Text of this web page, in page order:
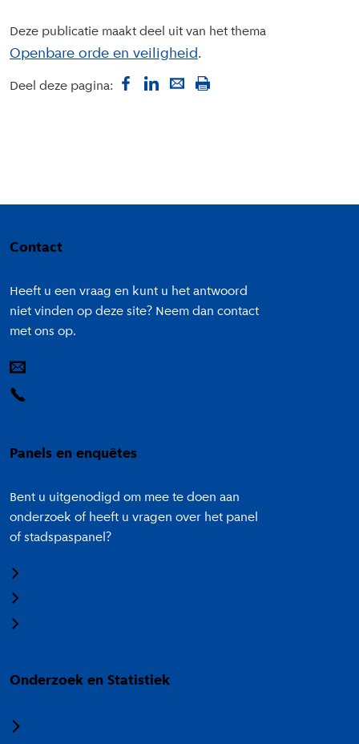
Deze publicatie maakt deel uit van het thema
Openbare orde en veiligheid
Deel deze pagina:
Contact
Heeft u een vraag en kunt u het antwoord
niet vinden op deze site? Neem dan contact
met ons op.
Panels en enquêtes
Bent u uitgenodigd om mee te doen aan
onderzoek of heeft u vragen over het panel
of stadspaspanel?
Onderzoek en Statistiek